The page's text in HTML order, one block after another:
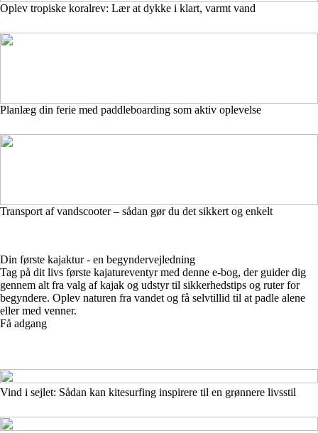
Oplev tropiske koralrev: Lær at dykke i klart, varmt vand
Planlæg din ferie med paddleboarding som aktiv oplevelse
Transport af vandscooter – sådan gør du det sikkert og enkelt
Din første kajaktur - en begyndervejledning
Tag på dit livs første kajatureventyr med denne e-bog, der guider dig
gennem alt fra valg af kajak og udstyr til sikkerhedstips og ruter for
begyndere. Oplev naturen fra vandet og få selvtillid til at padle alene
eller med venner.
Få adgang
Vind i sejlet: Sådan kan kitesurfing inspirere til en grønnere livsstil